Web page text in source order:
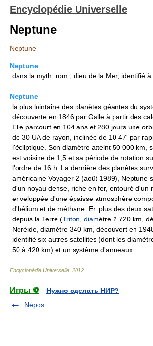
Encyclopédie Universelle
Neptune
Neptune
Neptune
dans la myth. rom., dieu de la Mer, identifié à
————————
Neptune
la plus lointaine des planètes géantes du
découverte en 1846 par Galle à partir des
Elle parcourt en 164 ans et 280 jours une
de 30 UA de rayon, inclinée de 10 47' par
l'écliptique. Son diamètre atteint 50 000 km,
est voisine de 1,5 et sa période de rotation
l'ordre de 16 h. La dernière des planètes
américaine Voyager 2 (août 1989), Neptune
d'un noyau dense, riche en fer, entouré d'un
enveloppée d'une épaisse atmosphère
d'hélium et de méthane. En plus des deux
depuis la Terre (Triton diamètre 2 720 km,
Néréide, diamètre 340 km, découvert en
identifié six autres satellites (dont les
50 à 420 km) et un système d'anneaux.
Encyclopédie Universelle 2012
Игры ⚽
Нужно сделать НИР?
Nepos